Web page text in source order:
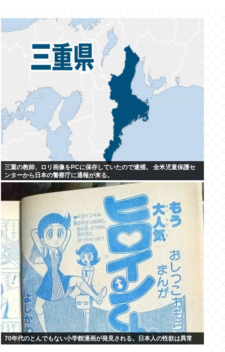
三重の教師、ロリ画像をPCに保存していたので逮捕。 全米児童保護セ
ンターから日本の警察庁に通報が来る。
70年代のとんでもない小学館漫画が発見される。日本人の性欲は異常